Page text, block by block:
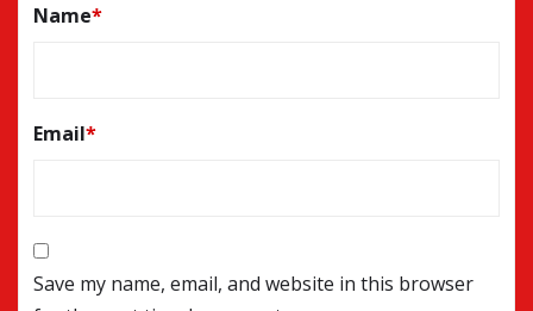
Name*
Email*
Save my name, email, and website in this browser